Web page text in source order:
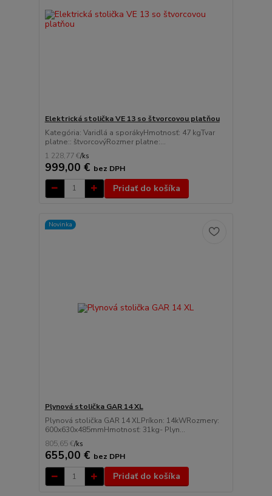
Elektrická stolička VE 13 so štvorcovou platňou
Kategória: Varidlá a sporákyHmotnosť: 47 kgTvar
platne:: štvorcovýRozmer platne:...
1 228,77 €/ks
999,00 € bez DPH
Pridať do košíka
Novinka
Plynová stolička GAR 14 XL
Plynová stolička GAR 14 XLPríkon: 14kWRozmery:
600x630x485mmHmotnosť: 31kg- Plyn...
805,65 €/ks
655,00 € bez DPH
Pridať do košíka